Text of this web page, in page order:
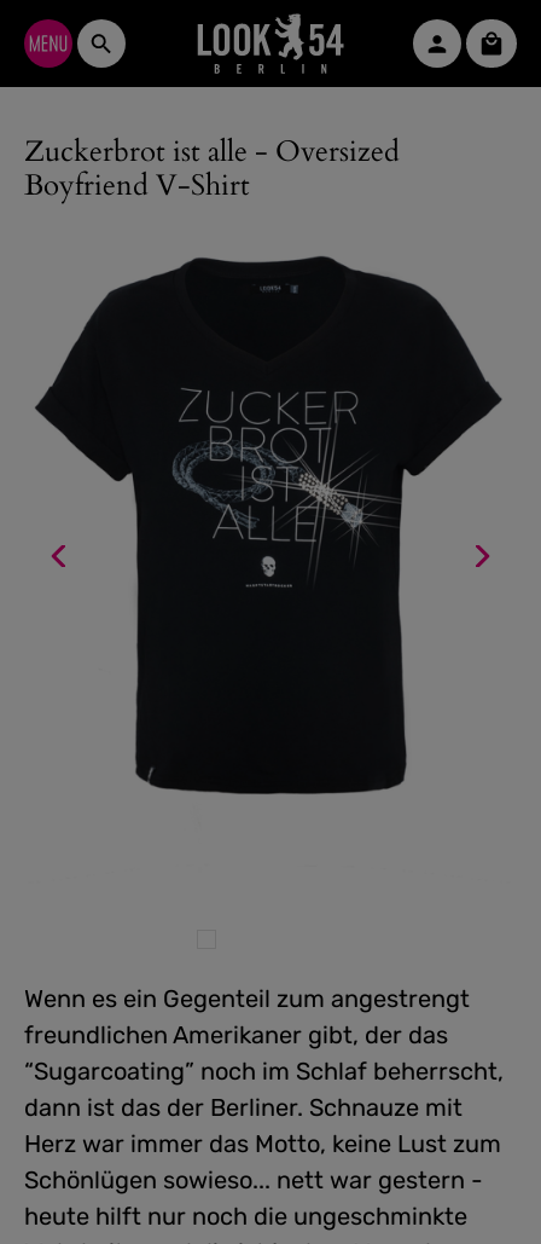
Zum Hauptinhalt springen
Zuckerbrot ist alle - Oversized
Boyfriend V-Shirt
Wenn es ein Gegenteil zum angestrengt
freundlichen Amerikaner gibt, der das
“Sugarcoating” noch im Schlaf beherrscht,
dann ist das der Berliner. Schnauze mit
Herz war immer das Motto, keine Lust zum
Schönlügen sowieso... nett war gestern -
heute hilft nur noch die ungeschminkte